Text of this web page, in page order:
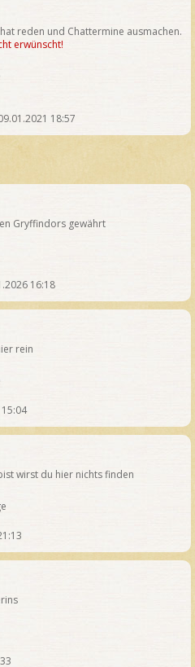
reden und Chattermine ausmachen.
erwünscht!
18:57
Gryffindors gewährt
16:18
rein
wirst du hier nichts finden